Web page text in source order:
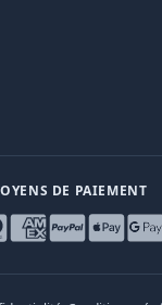
DE PAIEMENT